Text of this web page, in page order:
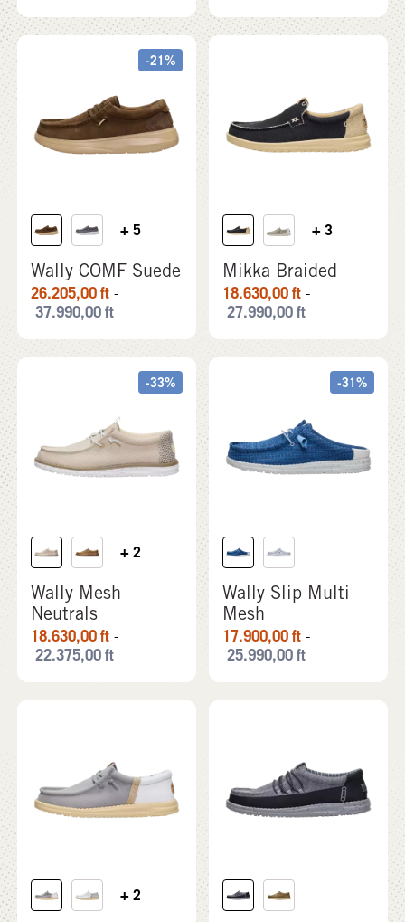
-21%
+ 5
Wally COMF Suede
26.205,00ft -
37.990,00ft
+ 3
Mikka Braided
18.630,00ft -
27.990,00ft
-33%
+ 2
Wally Mesh
Neutrals
18.630,00ft -
22.375,00ft
-31%
Wally Slip Multi
Mesh
17.900,00ft -
25.990,00ft
+ 2